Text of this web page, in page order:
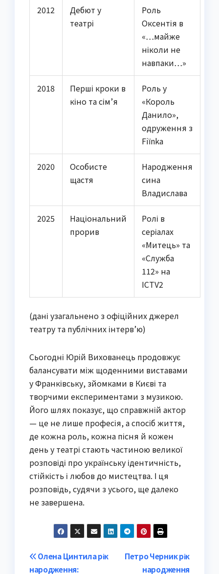
2012
Дебют у
театрі
Роль
Оксентія в
«…майже
ніколи не
навпаки…»
2018
Перші кроки в
кіно та сім’я
Роль у
«Король
Данило»,
одруження з
Fiїnka
2020
Особисте
щастя
Народження
сина
Владислава
2025
Національний
прорив
Ролі в
серіалах
«Митець» та
«Служба
112» на
ICTV2
(дані узагальнено з офіційних джерел
театру та публічних інтерв’ю)
Сьогодні Юрій Вихованець продовжує
балансувати між щоденними виставами
у Франківську, зйомками в Києві та
творчими експериментами з музикою.
Його шлях показує, що справжній актор
— це не лише професія, а спосіб життя,
де кожна роль, кожна пісня й кожен
день у театрі стають частиною великої
розповіді про українську ідентичність,
стійкість і любов до мистецтва. І ця
розповідь, судячи з усього, ще далеко
не завершена.
Post
Петро Черник рік
народження
Олена Цинтила рік
народження: